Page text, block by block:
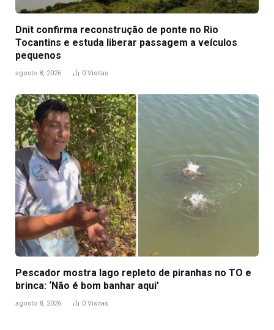
Dnit confirma reconstrução de ponte no Rio
Tocantins e estuda liberar passagem a veículos
pequenos
agosto 8, 2026 0 Visitas
Pescador mostra lago repleto de piranhas no TO e
brinca: ‘Não é bom banhar aqui’
agosto 8, 2026 0 Visitas